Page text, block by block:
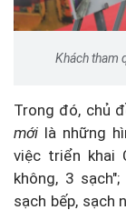
Khách tham
Trong đó, chủ
mới là những
việc triển khai
không, 3
sạch bếp, sạch